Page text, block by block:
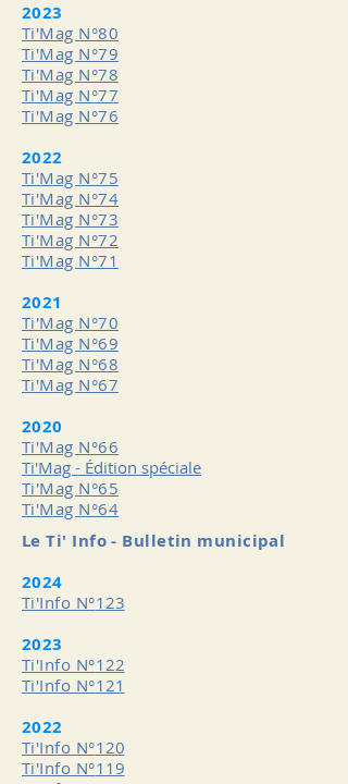
2023
Ti'Mag N°80
Ti'Mag N°79
Ti'Mag N°78
Ti'Mag N°77
Ti'Mag N°76
2022
Ti'Mag N°75
Ti'Mag N°74
Ti'Mag N°73
Ti'Mag N°72
Ti'Mag N°71
2021
Ti'Mag N°70
Ti'Mag N°69
Ti'Mag N°68
Ti'Mag N°67
2020
Ti'Mag N°66
Ti'Mag - Édition spéciale
Ti'Mag N°65
Ti'Mag N°64
Le Ti' Info - Bulletin municipal
2024
Ti'Info N°123
2023
Ti'Info N°122
Ti'Info N°121
2022
Ti'Info N°120
Ti'Info N°119